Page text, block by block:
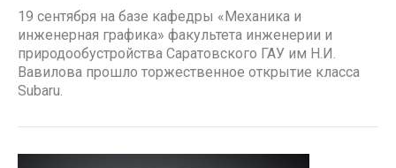
19 сентября на базе кафедры «Механика и
инженерная графика» факультета инженерии и
природообустройства Саратовского ГАУ им Н.И.
Вавилова прошло торжественное открытие класса
Subaru.